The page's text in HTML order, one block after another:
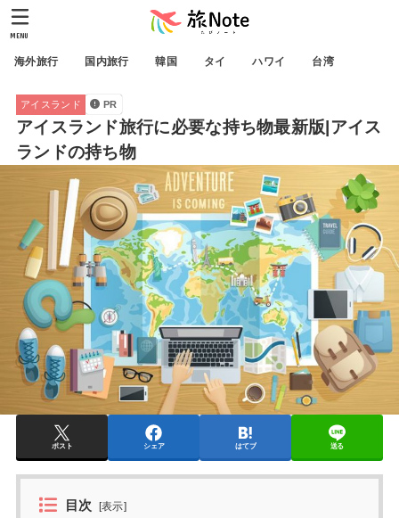
海外旅行 国内旅行 韓国 タイ ハワイ 台湾
MENU
アイスランド PR
アイスランド旅行に必要な持ち物最新版|アイス
ランドの持ち物
ポスト シェア はてブ 送る
目次 [表示]